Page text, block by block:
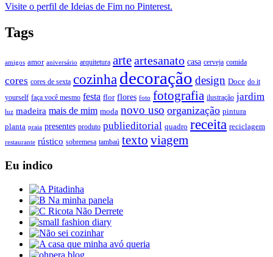
Visite o perfil de Ideias de Fim no Pinterest.
Tags
amigos amor aniversário arquitetura arteartesanato casa cerveja comida
cores cores de sexta cozinha decoração design Doce do it
yourself faça você mesmo festa flor flores foto fotografia ilustração jardim
luz madeira mais de mim moda novo uso organização pintura
planta praia presentes produto publieditorial quadro receita reciclagem
restaurante rústico sobremesa tambaú texto viagem
Eu indico